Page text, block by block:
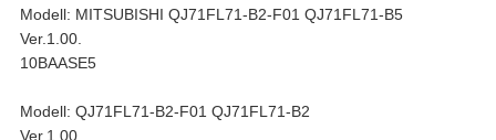
Modell: MITSUBISHI QJ71FL71-B2-F01 QJ71FL71-B5
Ver.1.00.
10BAASE5
Modell: QJ71FL71-B2-F01 QJ71FL71-B2
Ver.1.00.